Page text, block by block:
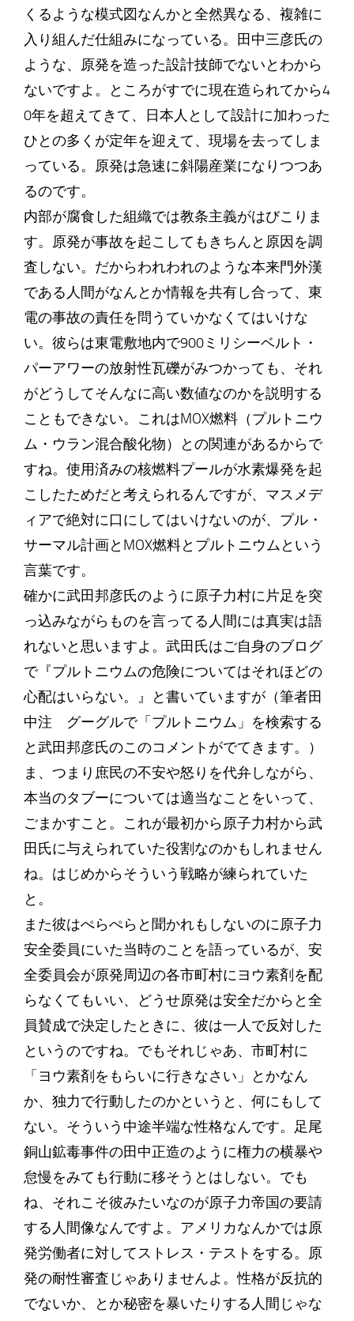
くるような模式図なんかと全然異なる、複雑に
入り組んだ仕組みになっている。田中三彦氏の
ような、原発を造った設計技師でないとわから
ないですよ。ところがすでに現在造られてから4
0年を超えてきて、日本人として設計に加わった
ひとの多くが定年を迎えて、現場を去ってしま
っている。原発は急速に斜陽産業になりつつあ
るのです。
内部が腐食した組織では教条主義がはびこりま
す。原発が事故を起こしてもきちんと原因を調
査しない。だからわれわれのような本来門外漢
である人間がなんとか情報を共有し合って、東
電の事故の責任を問うていかなくてはいけな
い。彼らは東電敷地内で900ミリシーベルト・
パーアワーの放射性瓦礫がみつかっても、それ
がどうしてそんなに高い数値なのかを説明する
こともできない。これはMOX燃料（プルトニウ
ム・ウラン混合酸化物）との関連があるからで
すね。使用済みの核燃料プールが水素爆発を起
こしたためだと考えられるんですが、マスメデ
ィアで絶対に口にしてはいけないのが、プル・
サーマル計画とMOX燃料とプルトニウムという
言葉です。
確かに武田邦彦氏のように原子力村に片足を突
っ込みながらものを言ってる人間には真実は語
れないと思いますよ。武田氏はご自身のブログ
で『プルトニウムの危険についてはそれほどの
心配はいらない。』と書いていますが（筆者田
中注 グーグルで「プルトニウム」を検索する
と武田邦彦氏のこのコメントがでてきます。）
ま、つまり庶民の不安や怒りを代弁しながら、
本当のタブーについては適当なことをいって、
ごまかすこと。これが最初から原子力村から武
田氏に与えられていた役割なのかもしれません
ね。はじめからそういう戦略が練られていた
と。
また彼はぺらぺらと聞かれもしないのに原子力
安全委員にいた当時のことを語っているが、安
全委員会が原発周辺の各市町村にヨウ素剤を配
らなくてもいい、どうせ原発は安全だからと全
員賛成で決定したときに、彼は一人で反対した
というのですね。でもそれじゃあ、市町村に
「ヨウ素剤をもらいに行きなさい」とかなん
か、独力で行動したのかというと、何にもして
ない。そういう中途半端な性格なんです。足尾
銅山鉱毒事件の田中正造のように権力の横暴や
怠慢をみても行動に移そうとはしない。でも
ね、それこそ彼みたいなのが原子力帝国の要請
する人間像なんですよ。アメリカなんかでは原
発労働者に対してストレス・テストをする。原
発の耐性審査じゃありませんよ。性格が反抗的
でないか、とか秘密を暴いたりする人間じゃな